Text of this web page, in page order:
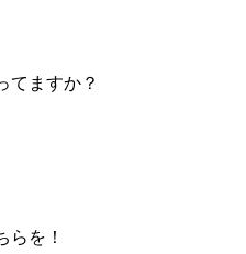
てますか？
らを！